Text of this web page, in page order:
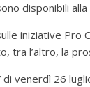
disponibili alla
iniziative
tra l’altro, la
di venerdì 26